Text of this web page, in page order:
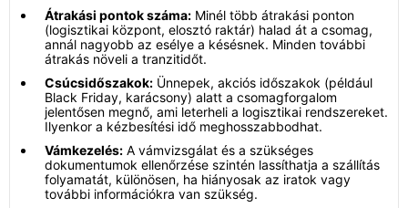
Átrakási pontok száma: Minél több átrakási ponton
(logisztikai központ, elosztó raktár) halad át a csomag,
annál nagyobb az esélye a késésnek. Minden további
átrakás növeli a tranzitidőt.
Csúcsidőszakok: Ünnepek, akciós időszakok (például
Black Friday, karácsony) alatt a csomagforgalom
jelentősen megnő, ami leterheli a logisztikai rendszereket.
Ilyenkor a kézbesítési idő meghosszabbodhat.
Vámkezelés: A vámvizsgálat és a szükséges
dokumentumok ellenőrzése szintén lassíthatja a szállítás
folyamatát, különösen, ha hiányosak az iratok vagy
további információkra van szükség.